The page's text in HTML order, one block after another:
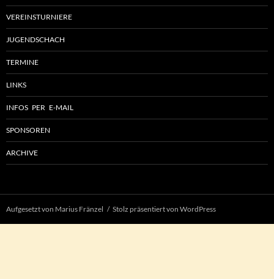
VEREINSTURNIERE
JUGENDSCHACH
TERMINE
LINKS
INFOS PER E-MAIL
SPONSOREN
ARCHIVE
Aufgesetzt von Marius Fränzel Stolz präsentiert von WordPress